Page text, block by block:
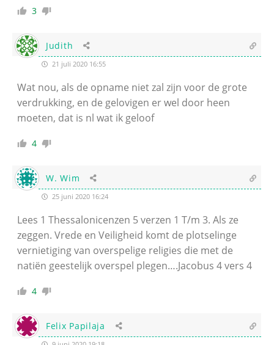
3
Judith
21 juli 2020 16:55
Wat nou, als de opname niet zal zijn voor de grote
verdrukking, en de gelovigen er wel door heen
moeten, dat is nl wat ik geloof
4
W. Wim
25 juni 2020 16:24
Lees 1 Thessalonicenzen 5 verzen 1 T/m 3. Als ze
zeggen. Vrede en Veiligheid komt de plotselinge
vernietiging van overspelige religies die met de
natiën geestelijk overspel plegen….Jacobus 4 vers 4
4
Felix Papilaja